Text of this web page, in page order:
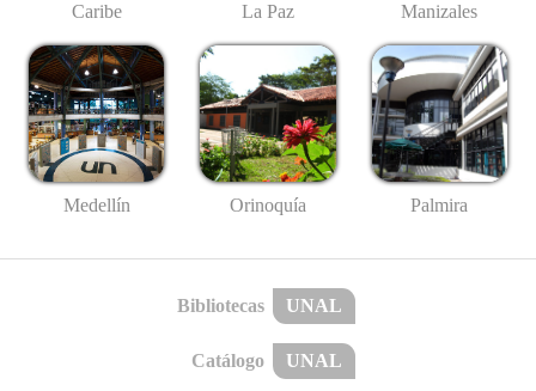
Caribe La Paz Manizales
Medellín Orinoquía Palmira
Bibliotecas UNAL
Catálogo UNAL